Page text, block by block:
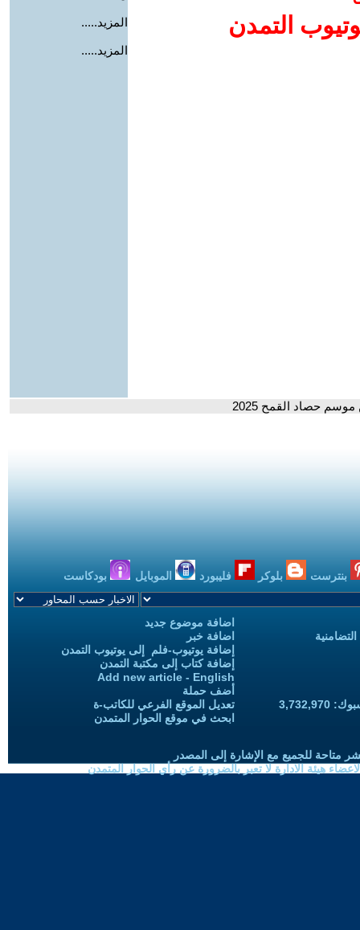
التمدن
المزيد.....
المزيد.....
حصاد القمح 2025
بنترست بلوكر فليبورد الموبايل بودكاست
اضافة موضوع جديد
اضافة خبر
إضافة يوتيوب-فلم إلى يوتيوب التمدن
إضافة كتاب إلى مكتبة التمدن
Add new article - English
أضف حملة
تعديل الموقع الفرعي للكاتب-ة
ابحث في موقع الحوار المتمدن
متاحة للجميع مع الإشارة إلى المصدر
هيئة الادارة لا تعبر بالضرورة عن رأي الحوار المتمدن